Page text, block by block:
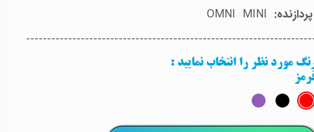
پردازنده:
OMNI MINI
مورد نظر را انتخاب نمایید :